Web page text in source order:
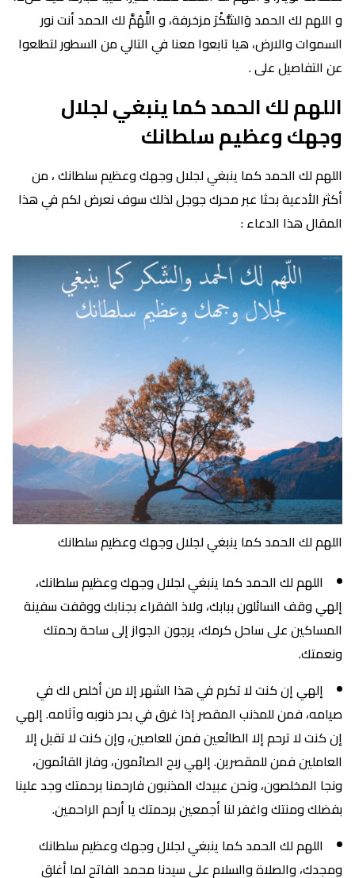
و اللهم لك الحمد وَالشُّكْرَ مزخرفة، و اللَّهُمَّ لك الحمد أنت نور
السموات والارض، هيا تابعوا معنا في التالي من السطور لتطلعوا
عن التفاصيل على .
اللهم لك الحمد كما ينبغي لجلال
وجهك وعظيم سلطانك
اللهم لك الحمد كما ينبغي لجلال وجهك وعظيم سلطانك ، من
أكثر الأدعية بحثا عبر محرك جوجل لذلك سوف نعرض لكم في هذا
المقال هذا الدعاء :
اللهم لك الحمد كما ينبغي لجلال وجهك وعظيم سلطانك
اللهم لك الحمد كما ينبغي لجلال وجهك وعظيم سلطانك،
إلهي وقف السائلون ببابك، ولاذ الفقراء بجنابك ووقفت سفينة
المساكين على ساحل كرمك، يرجون الجواز إلى ساحة رحمتك
ونعمتك.
إلهي إن كنت لا تكرم في هذا الشهر إلا من أخلص لك في
صيامه، فمن للمذنب المقصر إذا غرق في بحر ذنوبه وآثامه. إلهي
إن كنت لا ترحم إلا الطائعين فمن للعاصين، وإن كنت لا تقبل إلا
العاملين فمن للمقصرين. إلهي ربح الصائمون، وفاز القائمون،
ونجا المخلصون، ونحن عبيدك المذنبون فارحمنا برحمتك وجد علينا
بفضلك ومنتك واغفر لنا أجمعين برحمتك يا أرحم الراحمين.
اللهم لك الحمد كما ينبغي لجلال وجهك وعظيم سلطانك
ومجدك، والصلاة والسلام على سيدنا محمد الفاتح لما أغلق